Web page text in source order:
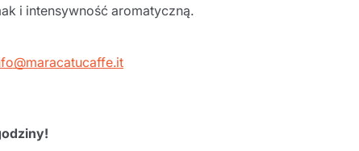
i intensywność aromatyczną.